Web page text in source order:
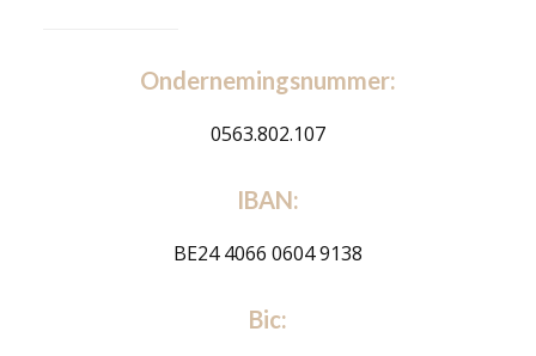
Ondernemingsnummer:
0563.802.107
IBAN:
BE24 4066 0604 9138
Bic: